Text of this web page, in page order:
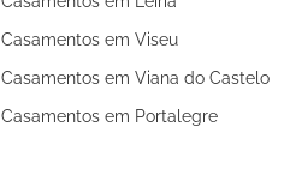
Casamentos em Viseu
Casamentos em Viana do Castelo
Casamentos em Portalegre